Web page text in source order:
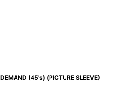
(45's) (PICTURE SLEEVE)